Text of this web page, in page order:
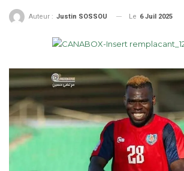
Auteur : Justin SOSSOU Le 6 Juil 2025